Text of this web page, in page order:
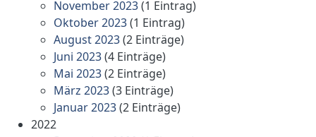
November 2023(1 Eintrag)
Oktober 2023(1 Eintrag)
August 2023(2 Einträge)
Juni 2023(4 Einträge)
Mai 2023(2 Einträge)
März 2023(3 Einträge)
Januar 2023(2 Einträge)
2022